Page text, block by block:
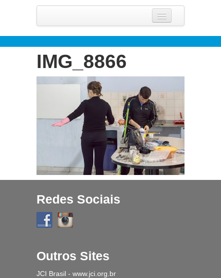
O Que Fazemos
História
Fique Por Dentro
IMG_8866
Redes Sociais
Outros Sites
JCI Brasil - www.jci.org.br